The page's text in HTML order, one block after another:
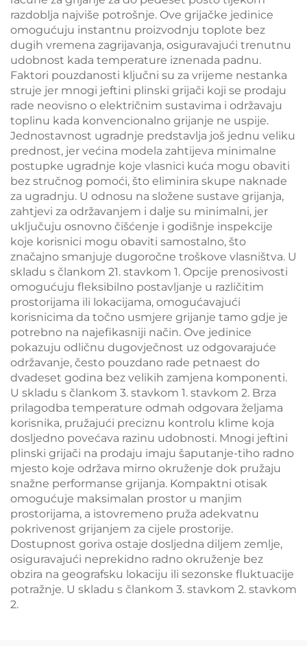
razdoblja najviše potrošnje. Ove grijačke jedinice
omogućuju instantnu proizvodnju toplote bez
dugih vremena zagrijavanja, osiguravajući trenutnu
udobnost kada temperature iznenada padnu.
Faktori pouzdanosti ključni su za vrijeme nestanka
struje jer mnogi jeftini plinski grijači koji se prodaju
rade neovisno o električnim sustavima i održavaju
toplinu kada konvencionalno grijanje ne uspije.
Jednostavnost ugradnje predstavlja još jednu veliku
prednost, jer većina modela zahtijeva minimalne
postupke ugradnje koje vlasnici kuća mogu obaviti
bez stručnog pomoći, što eliminira skupe naknade
za ugradnju. U odnosu na složene sustave grijanja,
zahtjevi za održavanjem i dalje su minimalni, jer
uključuju osnovno čišćenje i godišnje inspekcije
koje korisnici mogu obaviti samostalno, što
značajno smanjuje dugoročne troškove vlasništva. U
skladu s člankom 21. stavkom 1. Opcije prenosivosti
omogućuju fleksibilno postavljanje u različitim
prostorijama ili lokacijama, omogućavajući
korisnicima da točno usmjere grijanje tamo gdje je
potrebno na najefikasniji način. Ove jedinice
pokazuju odličnu dugovječnost uz odgovarajuće
održavanje, često pouzdano rade petnaest do
dvadeset godina bez velikih zamjena komponenti.
U skladu s člankom 3. stavkom 1. stavkom 2. Brza
prilagodba temperature odmah odgovara željama
korisnika, pružajući preciznu kontrolu klime koja
dosljedno povećava razinu udobnosti. Mnogi jeftini
plinski grijači na prodaju imaju šaputanje-tiho radno
mjesto koje održava mirno okruženje dok pružaju
snažne performanse grijanja. Kompaktni otisak
omogućuje maksimalan prostor u manjim
prostorijama, a istovremeno pruža adekvatnu
pokrivenost grijanjem za cijele prostorije.
Dostupnost goriva ostaje dosljedna diljem zemlje,
osiguravajući neprekidno radno okruženje bez
obzira na geografsku lokaciju ili sezonske fluktuacije
potražnje. U skladu s člankom 3. stavkom 2. stavkom
2.